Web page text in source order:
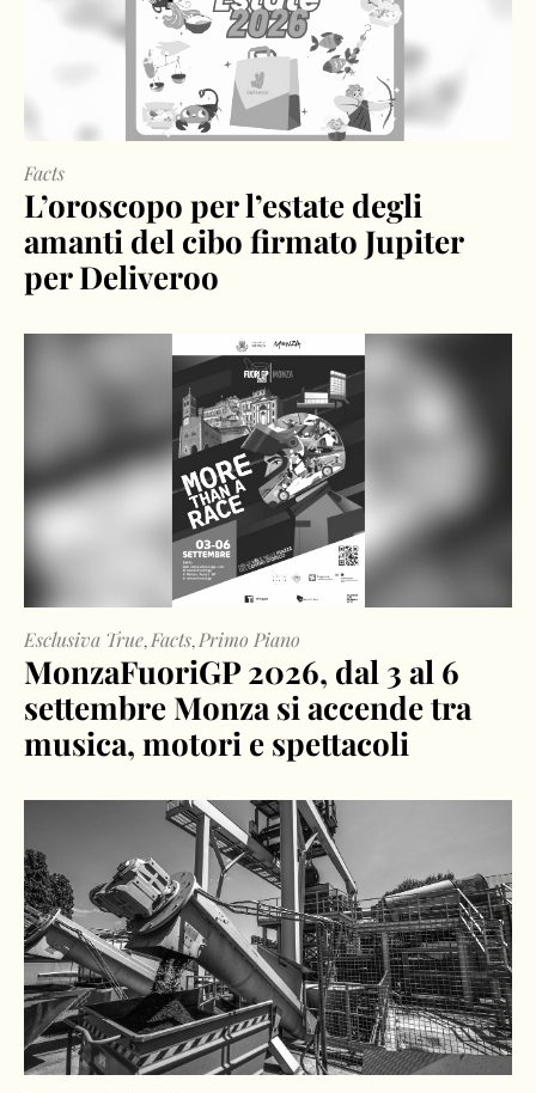
L’oroscopo per l’estate degli
amanti del cibo firmato Jupiter
per Deliveroo
Facts
MonzaFuoriGP 2026, dal 3 al 6
settembre Monza si accende tra
musica, motori e spettacoli
Esclusiva True, Facts, Primo Piano